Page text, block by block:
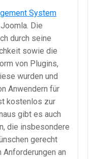
System
Die
durch seine
sowie die
von Plugins,
wurden und
Anwendern für
kostenlos zur
gibt es auch
die insbesondere
gerecht
an